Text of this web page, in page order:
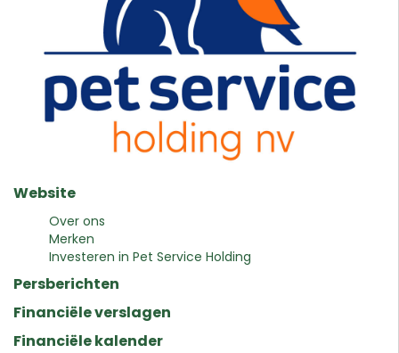
Website
Over ons
Merken
Investeren in Pet Service Holding
Persberichten
Financiële verslagen
Financiële kalender